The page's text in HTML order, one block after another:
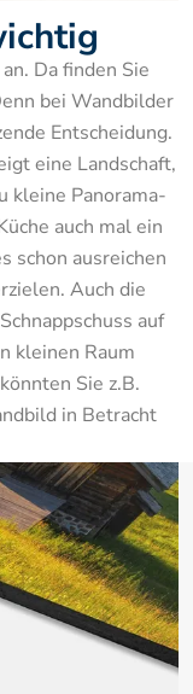
Da finden Sie
bei Wandbilder
Entscheidung.
eine Landschaft,
kleine Panorama-
auch mal ein
schon ausreichen
Auch die
auf
kleinen Raum
Sie z.B.
in Betracht